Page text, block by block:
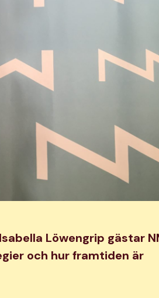
Löwengrip gästar
och hur framtiden är